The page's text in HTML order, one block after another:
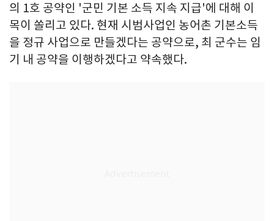
의 1호 공약인 '군민 기본 소득 지속 지급'에 대해 이
목이 쏠리고 있다. 현재 시범사업인 농어촌 기본소득
을 정규 사업으로 만들겠다는 공약으로, 최 군수는 임
기 내 공약을 이행하겠다고 약속했다.